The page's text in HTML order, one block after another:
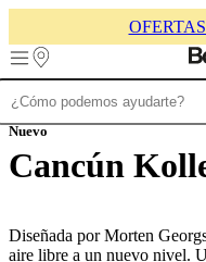
Skip to main content
Muebles
de
sofásColecciones
de
sillasButacas
Nuevo
Cancún
Diseñada por Morten
aire libre a un nuevo nivel.